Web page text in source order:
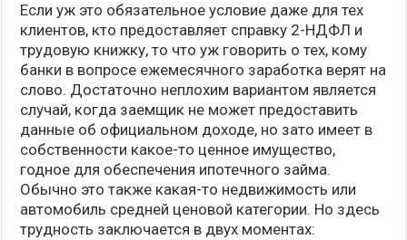
Если уж это обязательное условие даже для тех
клиентов, кто предоставляет справку 2-НДФЛ и
трудовую книжку, то что уж говорить о тех, кому
банки в вопросе ежемесячного заработка верят на
слово. Достаточно неплохим вариантом является
случай, когда заемщик не может предоставить
данные об официальном доходе, но зато имеет в
собственности какое-то ценное имущество,
годное для обеспечения ипотечного займа.
Обычно это также какая-то недвижимость или
автомобиль средней ценовой категории. Но здесь
трудность заключается в двух моментах: